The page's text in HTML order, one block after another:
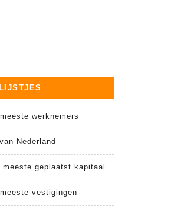
werknemers
Nederland
geplaatst kapitaal
vestigingen